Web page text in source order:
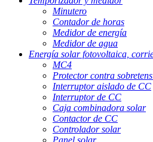
Minutero
Contador de horas
Medidor de energía
Medidor de agua
Energía solar fotovoltaica,
MC4
Protector contra
Interruptor aislado de CC
Interruptor de CC
Caja combinadora solar
Contactor de CC
Controlador solar